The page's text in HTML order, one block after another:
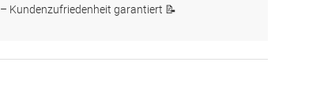
– Kundenzufriedenheit garantiert 📝